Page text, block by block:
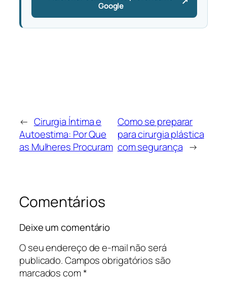
Google— Abre em uma nova aba
← Cirurgia Íntima e
Autoestima: Por Que
as Mulheres Procuram
Como se preparar
para cirurgia plástica
com segurança →
Comentários
Deixe um comentário
O seu endereço de e-mail não será
publicado.Campos obrigatórios são
marcados com*